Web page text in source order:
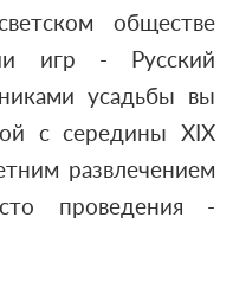
обществе
игр - Русский
усадьбы вы
с середины XIX
развлечением
проведения -